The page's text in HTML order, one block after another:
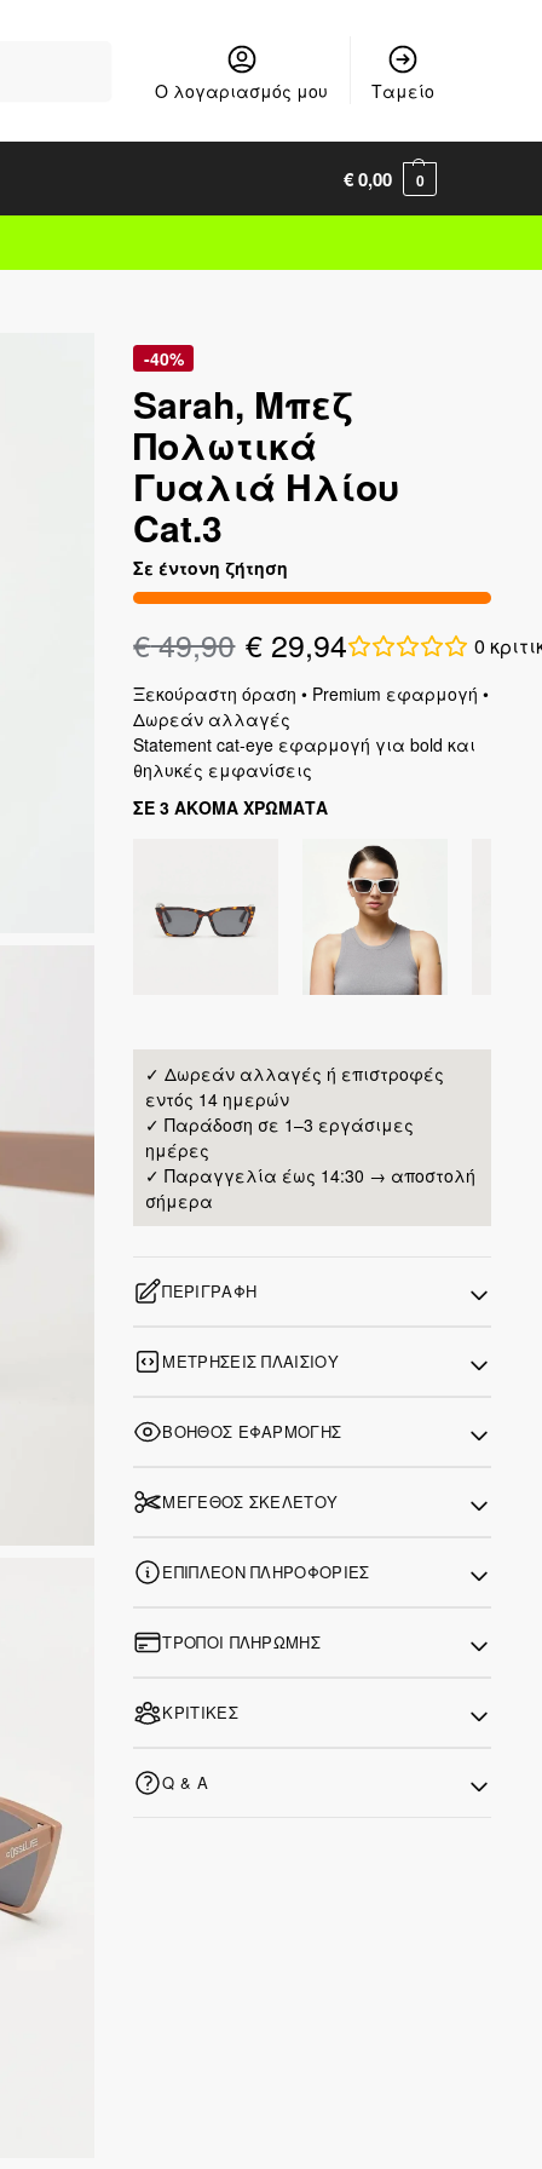
Ο λογαριασμός μου Ταμείο
€0,00 0
-40%
Sarah, Μπεζ
Πολωτικά
Γυαλιά Ηλίου
Cat.3
Σε έντονη ζήτηση
€49,90 € 29,94 0
Ξεκούραστη όραση • Premium εφαρμογή •
Δωρεάν αλλαγές
Statement cat-eye εφαρμογή για bold και
θηλυκές εμφανίσεις
ΣΕ 3 ΑΚΟΜΑ ΧΡΩΜΑΤΑ
✓ Δωρεάν αλλαγές ή επιστροφές
εντός 14 ημερών
✓ Παράδοση σε 1–3 εργάσιμες
ημέρες
✓ Παραγγελία έως 14:30 → αποστολή
σήμερα
ΠΕΡΙΓΡΑΦΉ
ΜΕΤΡΉΣΕΙΣ ΠΛΑΙΣΊΟΥ
ΒΟΗΘΌΣ ΕΦΑΡΜΟΓΉΣ
ΜΈΓΕΘΟΣ ΣΚΕΛΕΤΟΎ
ΕΠΙΠΛΈΟΝ ΠΛΗΡΟΦΟΡΊΕΣ
ΤΡΌΠΟΙ ΠΛΗΡΩΜΉΣ
ΚΡΙΤΙΚΈΣ
Q & A